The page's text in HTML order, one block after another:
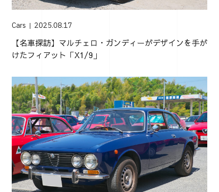
Cars 2025.08.17
【名車探訪】マルチェロ・ガンディーがデザインを手が
けたフィアット「X1/9」